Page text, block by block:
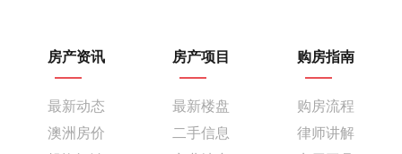
房产资讯
最新动态
澳洲房价
房产项目
最新楼盘
二手信息
购房指南
购房流程
律师讲解